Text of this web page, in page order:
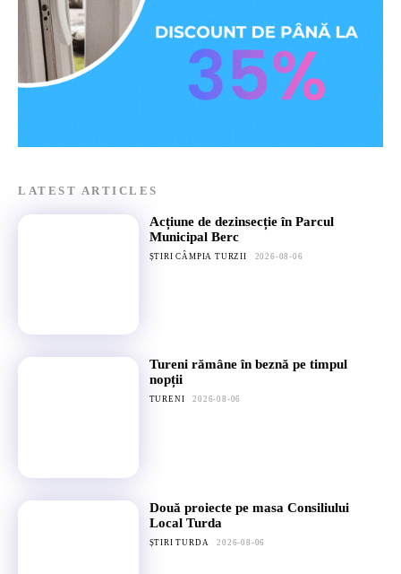
LATEST ARTICLES
Acțiune de dezinsecție în Parcul
Municipal Berc
ȘTIRI CÂMPIA TURZII 2026-08-06
Tureni rămâne în beznă pe timpul
nopții
TURENI 2026-08-06
Două proiecte pe masa Consiliului
Local Turda
ȘTIRI TURDA 2026-08-06